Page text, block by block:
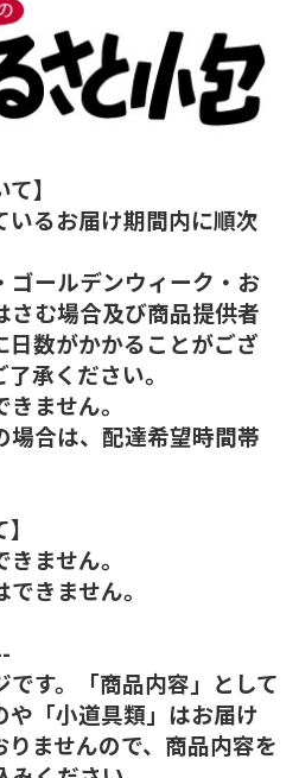
】
るお届け期間内に順次
ールデンウィーク・お
さむ場合及び商品提供者
日数がかかることがござ
承ください。
ません。
合は、配達希望時間帯
ません。
きません。
す。「商品内容」として
「小道具類」はお届け
ませんので、商品内容を